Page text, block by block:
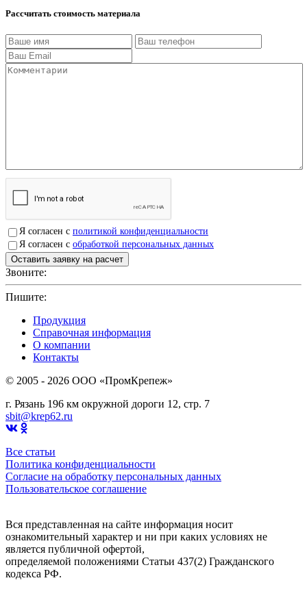
Рассчитать стоимость материала
Я согласен с политикой конфиденциальности
Я согласен с обработкой персональных данных
Звоните:
Пишите:
Продукция
Справочная информация
О компании
Контакты
© 2005 - 2026 OOO «ПромКрепеж»
г. Рязань 196 км окружной дороги 12, стр. 7
sbit@krep62.ru
Все статьи
Политика конфиденциальности
Согласие на обработку персональных данных
Пользовательское соглашение
Вся представленная на сайте информация носит
ознакомительный характер и ни при каких условиях не
является публичной офертой,
определяемой положениями Статьи 437(2) Гражданского
кодекса РФ.